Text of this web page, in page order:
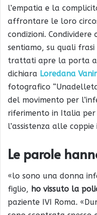
l’empatia e la
affrontare le loro
condizioni. Condividere
sentiamo, su quali frasi
trattati apre la porta
dichiara Loredana
fotografico
del movimento per
riferimento in Italia
l’assistenza alle
Le parole
«lo sono una donna
figlio, ho vissuto la
paziente IVI Roma.